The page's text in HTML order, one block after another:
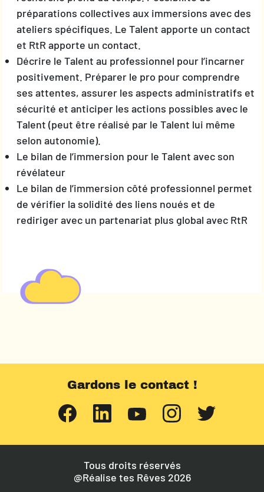
préparations collectives aux immersions avec des
ateliers spécifiques. Le Talent apporte un contact
et RtR apporte un contact.
Décrire le Talent au professionnel pour l’incarner
positivement. Préparer le pro pour comprendre
ses attentes, assurer les aspects administratifs et
sécurité et anticiper les actions possibles avec le
Talent (peut être réalisé par le Talent lui même
selon autonomie).
Le bilan de l’immersion pour le Talent avec son
révélateur
Le bilan de l’immersion côté professionnel permet
de vérifier la solidité des liens noués et de
rediriger avec un partenariat plus global avec RtR
Gardons le contact !
Tous droits réservés
@Réalise tes Rêves 2026